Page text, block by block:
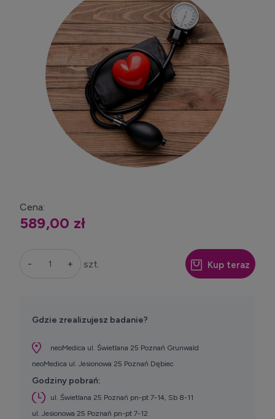
Cena:
589,00 zł
+
- szt. Kup teraz
Gdzie zrealizujesz badanie?
neoMedica ul. Świetlana 25 Poznań Grunwald
neoMedica ul. Jesionowa 25 Poznań Dębiec
Godziny pobrań:
ul. Świetlana 25 Poznań pn-pt 7-14, Sb 8-11
ul. Jesionowa 25 Poznań pn-pt 7-12